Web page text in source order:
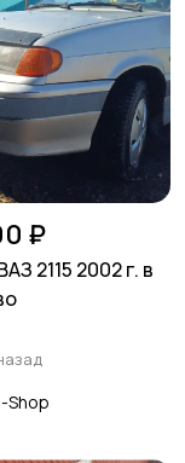
₽
2115 2002 г. в
Shop